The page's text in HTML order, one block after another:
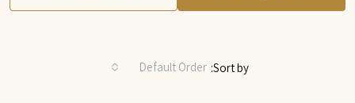
Sort by:
Default Order